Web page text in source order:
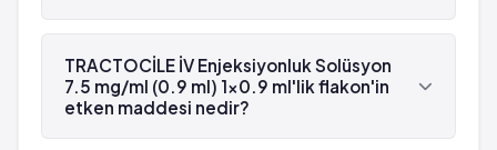
Evet, TRACTOCİLE İV Enjeksiyonluk Solüsyon 7.5
mg/ml (0.9 ml) 1x0.9 ml'lik flakon beyaz
reçetelidir.
TRACTOCİLE İV Enjeksiyonluk Solüsyon
7.5 mg/ml (0.9 ml) 1x0.9 ml'lik flakon'in
etken maddesi nedir?